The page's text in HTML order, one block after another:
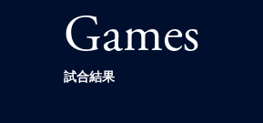
Games
試合結果